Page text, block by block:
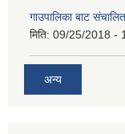
गाउपालिका बाट
मिति: 09/25/2018 -
अन्य